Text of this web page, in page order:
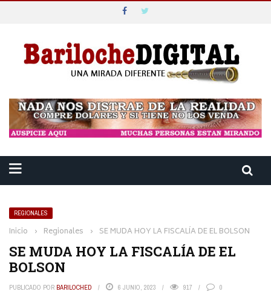
REGIONALES
Inicio › Regionales › SE MUDA HOY LA FISCALÍA DE EL BOLSON
SE MUDA HOY LA FISCALÍA DE EL
BOLSON
PUBLICADO POR BARILOCHED 6 JUNIO, 2023 917 0